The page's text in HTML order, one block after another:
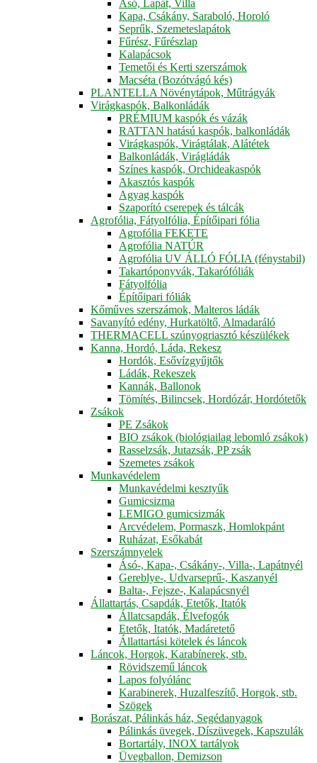
Ásó, Lapát, Villa
Kapa, Csákány, Saraboló, Horoló
Seprűk, Szemeteslapátok
Fűrész, Fűrészlap
Kalapácsok
Temetői és Kerti szerszámok
Macséta (Bozótvágó kés)
PLANTELLA Növénytápok, Műtrágyák
Virágkaspók, Balkonládák
PRÉMIUM kaspók és vázák
RATTAN hatású kaspók, balkonládák
Virágkaspók, Virágtálak, Alátétek
Balkonládák, Virágládák
Színes kaspók, Orchideakaspók
Akasztós kaspók
Agyag kaspók
Szaporító cserepek és tálcák
Agrofólia, Fátyolfólia, Építőipari fólia
Agrofólia FEKETE
Agrofólia NATÚR
Agrofólia UV ÁLLÓ FÓLIA (fénystabil)
Takartóponyvák, Takarófóliák
Fátyolfólia
Építőipari fóliák
Kőműves szerszámok, Malteros ládák
Savanyító edény, Hurkatöltő, Almadaráló
THERMACELL szúnyogriasztó készülékek
Kanna, Hordó, Láda, Rekesz
Hordók, Esővízgyűjtők
Ládák, Rekeszek
Kannák, Ballonok
Tömítés, Bilincsek, Hordózár, Hordótetők
Zsákok
PE Zsákok
BIO zsákok (biológiailag lebomló zsákok)
Rasselzsák, Jutazsák, PP zsák
Szemetes zsákok
Munkavédelem
Munkavédelmi kesztyűk
Gumicsizma
LEMIGO gumicsizmák
Arcvédelem, Pormaszk, Homlokpánt
Ruházat, Esőkabát
Szerszámnyelek
Ásó-, Kapa-, Csákány-, Villa-, Lapátnyél
Gereblye-, Udvarseprű-, Kaszanyél
Balta-, Fejsze-, Kalapácsnyél
Állattartás, Csapdák, Etetők, Itatók
Állatcsapdák, Élvefogók
Etetők, Itatók, Madáretető
Állattartási kötelek és láncok
Láncok, Horgok, Karabínerek, stb.
Rövidszemű láncok
Lapos folyólánc
Karabinerek, Huzalfeszítő, Horgok, stb.
Szögek
Borászat, Pálinkás ház, Segédanyagok
Pálinkás üvegek, Díszüvegek, Kapszulák
Bortartály, INOX tartályok
Üvegballon, Demizson